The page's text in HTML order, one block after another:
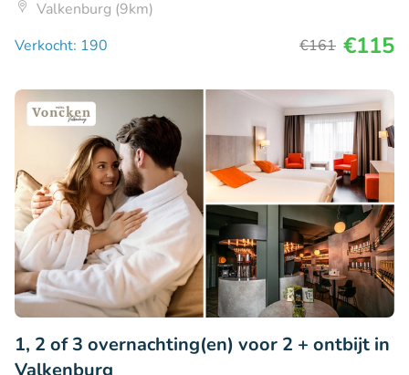
Valkenburg (9km)
Verkocht: 190
€161 €115
1, 2 of 3 overnachting(en) voor 2 + ontbijt in
Valkenburg